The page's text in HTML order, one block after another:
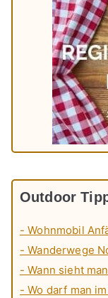
Outdoor
- Wohnmobil
- Wanderwege
- Wann sieht
- Wo darf man